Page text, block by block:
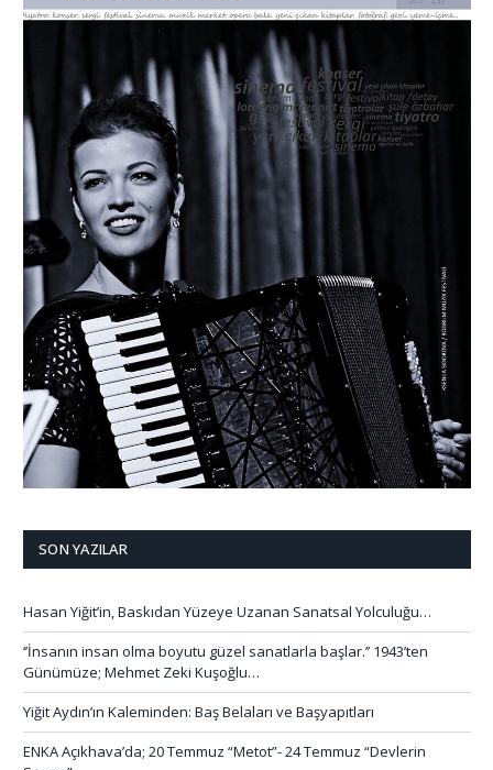
SON YAZILAR
Hasan Yiğit’in, Baskıdan Yüzeye Uzanan Sanatsal Yolculuğu…
‘’İnsanın insan olma boyutu güzel sanatlarla başlar.’’ 1943’ten
Günümüze; Mehmet Zeki Kuşoğlu…
Yiğit Aydın’ın Kaleminden: Baş Belaları ve Başyapıtları
ENKA Açıkhava’da; 20 Temmuz “Metot”- 24 Temmuz “Devlerin